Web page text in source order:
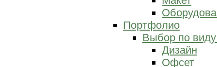
Портфолио
Выбор по
Дизайн
Офсет